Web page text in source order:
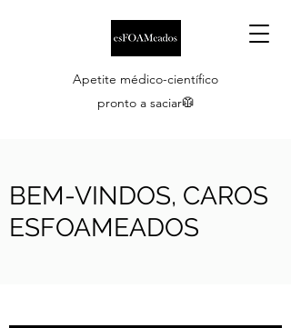
Apetite médico-científico
pronto a saciar🥼
BEM-VINDOS, CAROS
ESFOAMEADOS